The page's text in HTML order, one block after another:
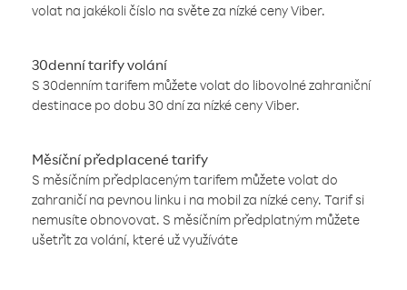
volat na jakékoli číslo na světe za nízké ceny Viber.
30denní tarify volání
S 30denním tarifem můžete volat do libovolné zahraniční
destinace po dobu 30 dní za nízké ceny Viber.
Měsíční předplacené tarify
S měsíčním předplaceným tarifem můžete volat do
zahraničí na pevnou linku i na mobil za nízké ceny. Tarif si
nemusíte obnovovat. S měsíčním předplatným můžete
ušetřit za volání, které už využíváte